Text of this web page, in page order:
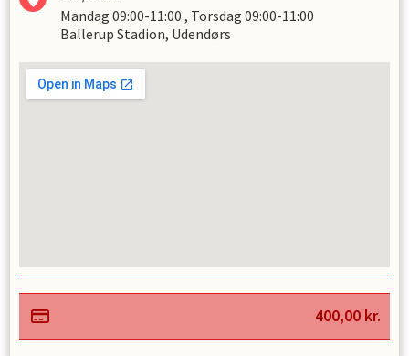
Mandag 09:00-11:00 , Torsdag 09:00-11:00
Ballerup Stadion, Udendørs
400,00 kr.